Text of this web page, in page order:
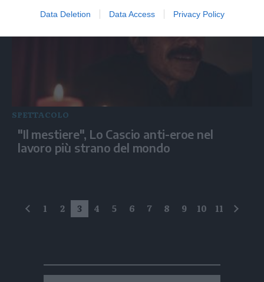
Data Deletion Data Access Privacy Policy
SPETTACOLO
"Il mestiere", Lo Cascio anti-eroe nel
lavoro più strano del mondo
precedente
1 2 3 4 5 6 7 8 9 10 11